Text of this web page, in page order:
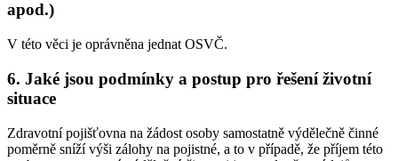
apod.)
V této věci je oprávněna jednat OSVČ.
6. Jaké jsou podmínky a postup pro řešení životní
situace
Zdravotní pojišťovna na žádost osoby samostatně výdělečně činné
poměrně sníží výši zálohy na pojistné, a to v případě, že příjem této